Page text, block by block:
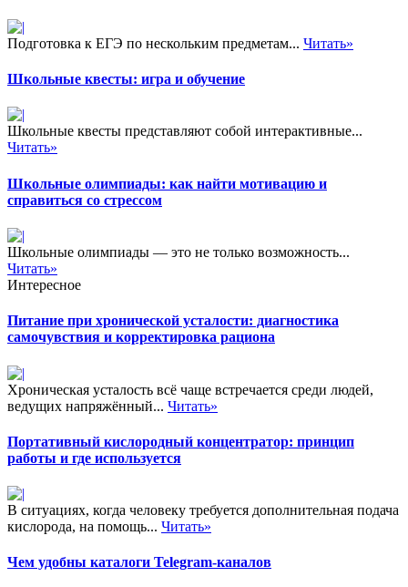
Подготовка к ЕГЭ по нескольким предметам... Читать»
Школьные квесты: игра и обучение
Школьные квесты представляют собой интерактивные...
Читать»
Школьные олимпиады: как найти мотивацию и
справиться со стрессом
Школьные олимпиады — это не только возможность...
Читать»
Интересное
Питание при хронической усталости: диагностика
самочувствия и корректировка рациона
Хроническая усталость всё чаще встречается среди людей,
ведущих напряжённый... Читать»
Портативный кислородный концентратор: принцип
работы и где используется
В ситуациях, когда человеку требуется дополнительная подача
кислорода, на помощь... Читать»
Чем удобны каталоги Telegram-каналов